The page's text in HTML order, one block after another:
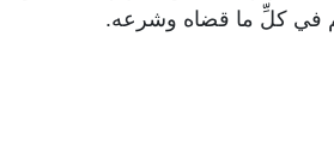
في كلِّ ما قضاه وشرعه.